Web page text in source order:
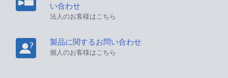
い合わせ
法人のお客様はこちら
製品に関するお問い合わせ
個人のお客様はこちら